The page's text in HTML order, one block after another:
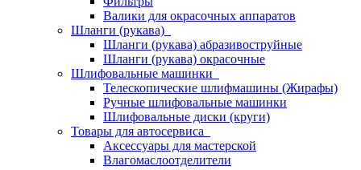
Валики для окрасочных аппаратов
Шланги (рукава)
Шланги (рукава) абразивоструйные
Шланги (рукава) окрасочные
Шлифовальные машинки
Телескопические шлифмашины (Жирафы)
Ручные шлифовальные машинки
Шлифовальные диски (круги)
Товары для автосервиса
Аксессуары для мастерской
Влагомаслоотделители